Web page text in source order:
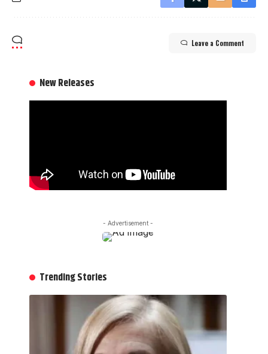
Leave a Comment
New Releases
- Advertisement -
Trending Stories